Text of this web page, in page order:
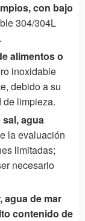
con bajo
304/304L
alimentos o
inoxidable
debido a su
limpieza.
agua
la evaluación
limitadas;
necesario
agua de mar
contenido de